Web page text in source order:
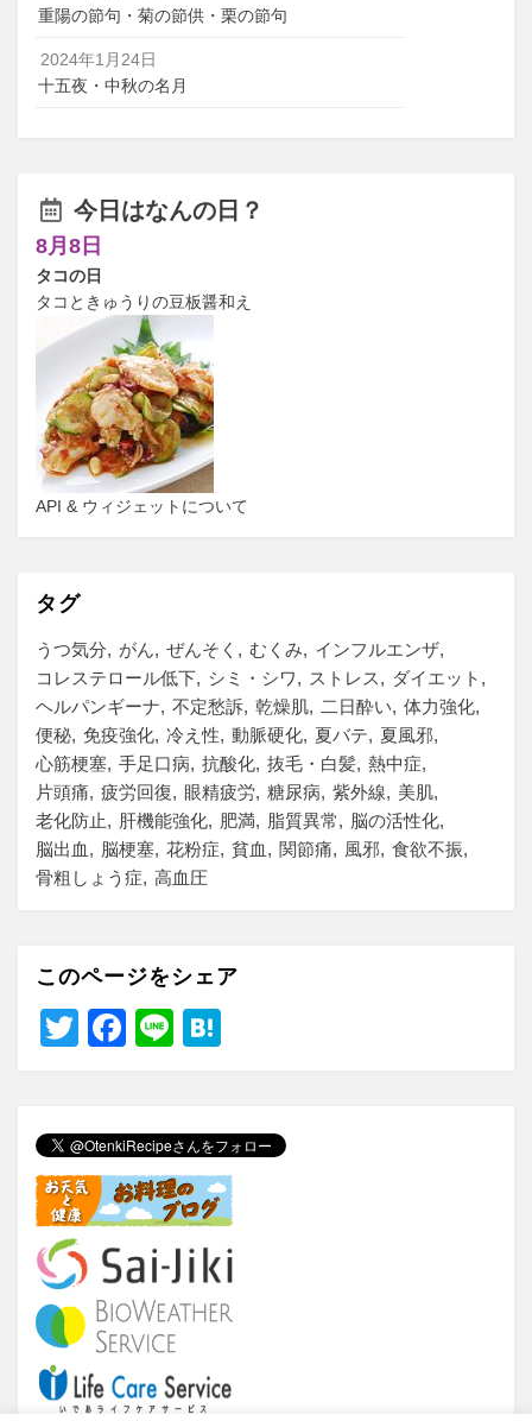
重陽の節句・菊の節供・栗の節句
2024年1月24日
十五夜・中秋の名月
今日はなんの日？
8月8日
タコの日
タコときゅうりの豆板醤和え
API & ウィジェットについて
タグ
うつ気分 がん ぜんそく むくみ
インフルエンザ
コレステロール低下
シミ・シワ ストレス
ダイエット
ヘルパンギーナ
不定愁訴 乾燥肌 二日酔い
体力強化
便秘 免疫強化 冷え性 動脈硬化 夏バテ
夏風邪
心筋梗塞 手足口病 抗酸化 抜毛・白髪 熱中症
片頭痛
疲労回復 眼精疲労 糖尿病 紫外線
美肌
老化防止
肝機能強化 肥満 脂質異常
脳の活性化
脳出血
脳梗塞 花粉症 貧血 関節痛 風邪 食欲不振
骨粗しょう症
高血圧
このページをシェア
T
er
F
e
b
o
o
k
Li
n
a